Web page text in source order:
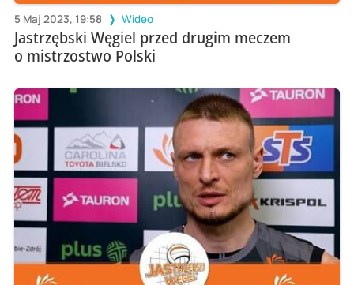
5 Maj 2023, 19:58 Wideo
Jastrzębski Węgiel przed drugim meczem
o mistrzostwo Polski